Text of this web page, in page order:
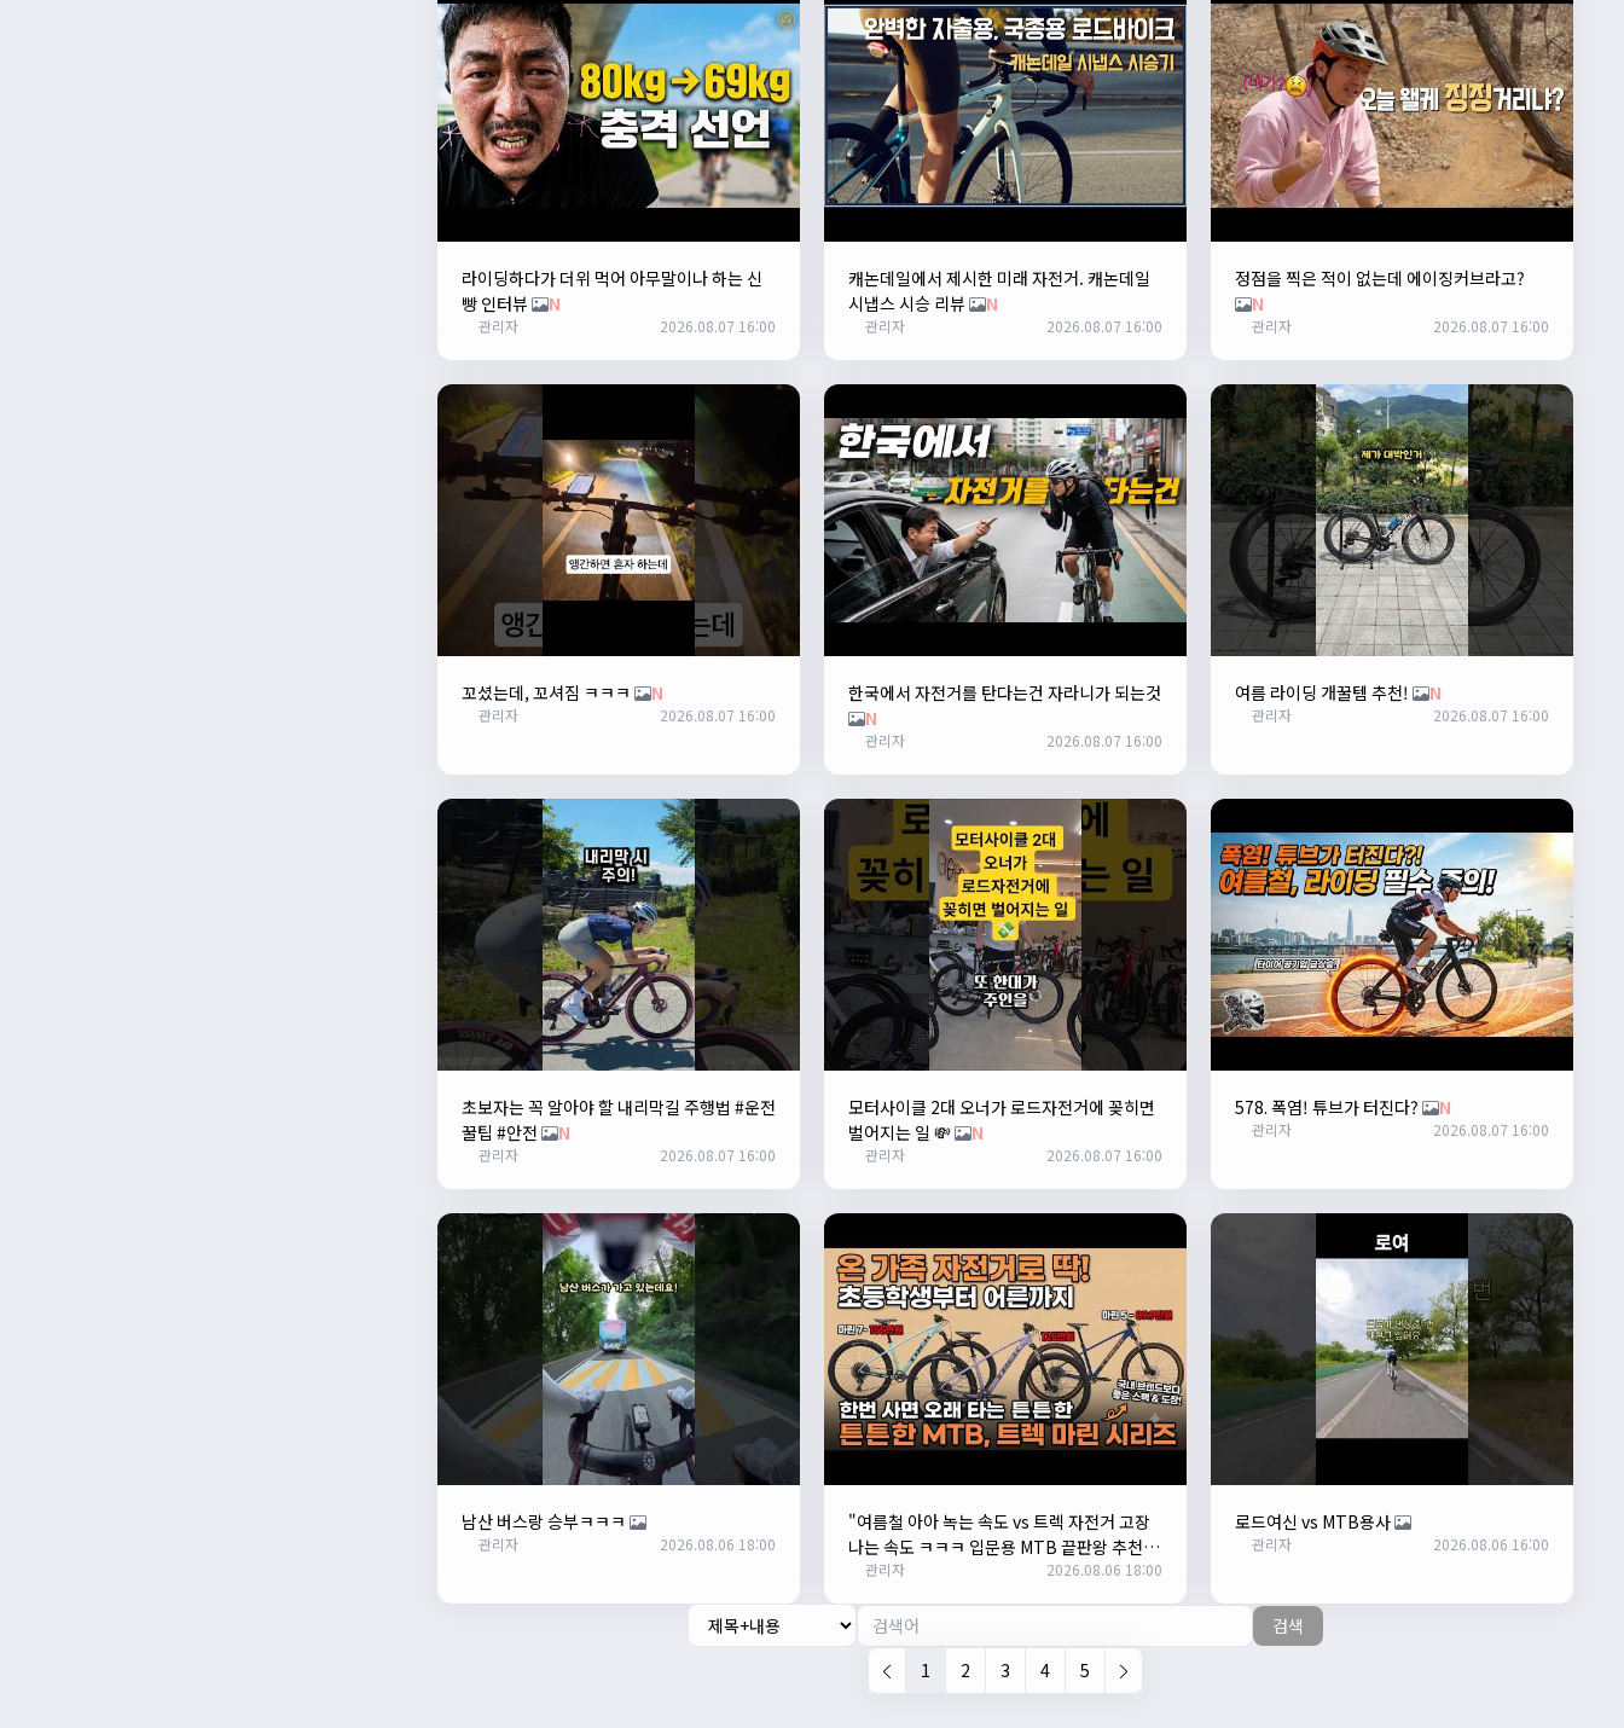
라이딩하다가 더위 먹어 아무말이나 하는 신
빵 인터뷰
N
관리자 2026.08.07 16:00
캐논데일에서 제시한 미래 자전거. 캐논데일
시냅스 시승 리뷰
N
관리자 2026.08.07 16:00
정점을 찍은 적이 없는데 에이징커브라고?
N
관리자 2026.08.07 16:00
꼬셨는데, 꼬셔짐 ㅋㅋㅋ N
관리자 2026.08.07 16:00
한국에서 자전거를 탄다는건 자라니가 되는것
N
관리자 2026.08.07 16:00
여름 라이딩 개꿀템 추천! N
관리자 2026.08.07 16:00
초보자는 꼭 알아야 할 내리막길 주행법 #운전
꿀팁 #안전
N
관리자 2026.08.07 16:00
모터사이클 2대 오너가 로드자전거에 꽂히면
벌어지는 일 💸
N
관리자 2026.08.07 16:00
578. 폭염! 튜브가 터진다? N
관리자 2026.08.07 16:00
남산 버스랑 승부ㅋㅋㅋ
관리자 2026.08.06 18:00
"여름철 아아 녹는 속도 vs 트렉 자전거 고장
나는 속도 ㅋㅋㅋ 입문용 MTB 끝판왕 추천"
관리자 2026.08.06 18:00
로드여신 vs MTB용사
관리자 2026.08.06 16:00
검색
1
2 3 4 5